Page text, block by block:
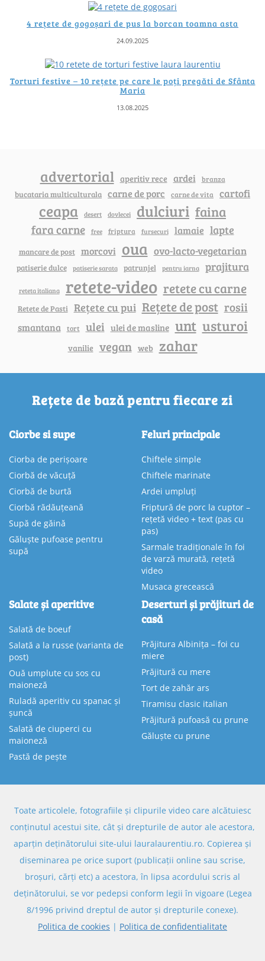
4 rețete de gogoșari de pus la borcan toamna asta
24.09.2025
Torturi festive – 10 rețete pe care le poți pregăti de Sfânta
Maria
13.08.2025
advertorial aperitiv rece ardei branza
bucataria multiculturala carne de porc carne de vita cartofi
ceapa desert dovlecei dulciuri faina
fara carne free friptura fursecuri lamaie lapte
mancare de post morcovi oua ovo-lacto-vegetarian
patiserie dulce patiserie sarata patrunjel pentru iarna prajitura
reteta italiana retete-video retete cu carne
Retete de Pasti Rețete cu pui Rețete de post rosii
smantana tort ulei ulei de masline unt usturoi
vanilie vegan web zahar
Rețete de bază pentru fiecare zi
Ciorbe si supe
Ciorba de perișoare
Ciorbă de văcuță
Ciorbă de burtă
Ciorbă rădăuțeană
Supă de găină
Găluște pufoase pentru
supă
Feluri principale
Chiftele simple
Chiftele marinate
Ardei umpluți
Friptură de porc la cuptor –
rețetă video + text (pas cu
pas)
Sarmale tradiționale în foi
de varză murată, rețetă
video
Musaca grecească
Salate și aperitive
Salată de boeuf
Salată a la russe (varianta de
post)
Ouă umplute cu sos cu
maioneză
Ruladă aperitiv cu spanac și
șuncă
Salată de ciuperci cu
maioneză
Pastă de pește
Deserturi și prăjituri de
casă
Prăjitura Albinița – foi cu
miere
Prăjitură cu mere
Tort de zahăr ars
Tiramisu clasic italian
Prăjitură pufoasă cu prune
Găluște cu prune
Toate articolele, fotografiile și clipurile video care alcătuiesc
conținutul acestui site, cât și drepturile de autor ale acestora,
aparțin deținătorului site-ului lauralaurentiu.ro. Copierea și
diseminarea pe orice suport (publicații online sau scrise,
broșuri, cărți etc) a acestora, în lipsa acordului scris al
deținătorului, se vor pedepsi conform legii în vigoare (Legea
8/1996 privind dreptul de autor și drepturile conexe).
Politica de cookies | Politica de confidentialitate